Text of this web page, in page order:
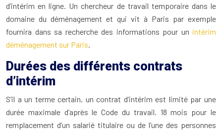
d’intérim en ligne. Un chercheur de travail temporaire dans le
domaine du déménagement et qui vit à Paris par exemple
fournira dans sa recherche des informations pour un intérim
déménagement sur Paris
Durées des différents contrats
d’intérim
S’il a un terme certain, un contrat d’intérim est limité par une
durée maximale d’après le Code du travail. 18 mois pour le
remplacement d’un salarié titulaire ou de l’une des personnes